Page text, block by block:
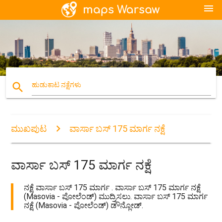
menu
search ಹುಡುಕಾಟ ನಕ್ಷೆಗಳು
ಮುಖಪುಟ ವಾರ್ಸಾ ಬಸ್ 175 ಮಾರ್ಗ ನಕ್ಷೆ
ವಾರ್ಸಾ ಬಸ್ 175 ಮಾರ್ಗ ನಕ್ಷೆ
ನಕ್ಷೆ ವಾರ್ಸಾ ಬಸ್ 175 ಮಾರ್ಗ . ವಾರ್ಸಾ ಬಸ್ 175 ಮಾರ್ಗ ನಕ್ಷೆ
(Masovia - ಪೋಲೆಂಡ್) ಮುದ್ರಿಸಲು. ವಾರ್ಸಾ ಬಸ್ 175 ಮಾರ್ಗ
ನಕ್ಷೆ (Masovia - ಪೋಲೆಂಡ್) ಡೌನ್ಲೋಡ್.